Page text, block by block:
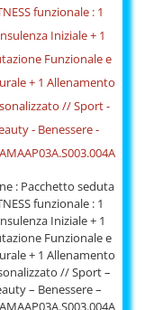
: Pacchetto seduta
funzionale : 1
Iniziale + 1
Funzionale e
+ 1 Allenamento
// Sport –
– Benessere –